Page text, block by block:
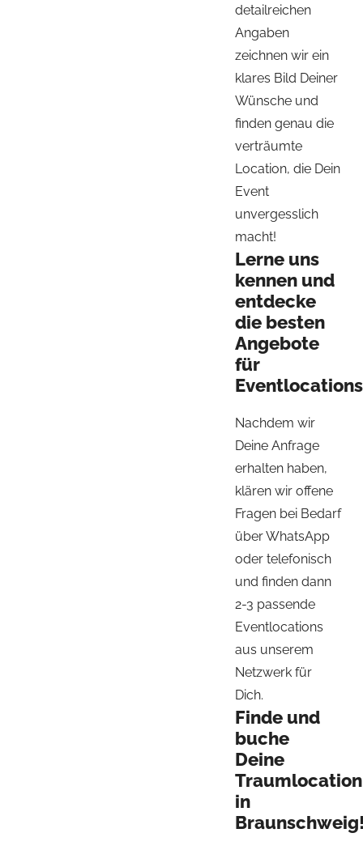
detailreichen
Angaben
zeichnen wir ein
klares Bild Deiner
Wünsche und
finden genau die
verträumte
Location, die Dein
Event
unvergesslich
macht!
Lerne uns
kennen und
entdecke
die besten
Angebote
für
Nachdem wir
Deine Anfrage
erhalten haben,
klären wir offene
Fragen bei Bedarf
über WhatsApp
oder telefonisch
und finden dann
2-3 passende
Eventlocations
aus unserem
Netzwerk für
Dich.
Finde und
buche
Deine
Traumlocation
in